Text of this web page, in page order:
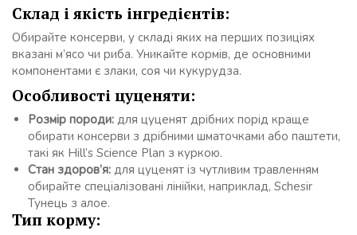
Склад і якість інгредієнтів:
Обирайте консерви, у складі яких на перших позиціях
вказані м’ясо чи риба. Уникайте кормів, де основними
компонентами є злаки, соя чи кукурудза.
Особливості цуценяти:
Розмір породи: для цуценят дрібних порід краще
обирати консерви з дрібними шматочками або паштети,
такі як Hill’s Science Plan з куркою.
Стан здоров’я: для цуценят із чутливим травленням
обирайте спеціалізовані лінійки, наприклад, Schesir
Тунець з алое.
Тип корму: